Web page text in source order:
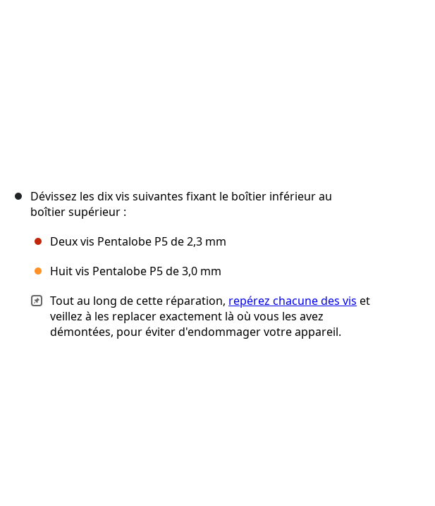
Dévissez les dix vis suivantes fixant le boîtier inférieur au
boîtier supérieur :
Deux vis Pentalobe P5 de 2,3 mm
Huit vis Pentalobe P5 de 3,0 mm
Tout au long de cette réparation, repérez chacune des vis et
veillez à les replacer exactement là où vous les avez
démontées, pour éviter d'endommager votre appareil.